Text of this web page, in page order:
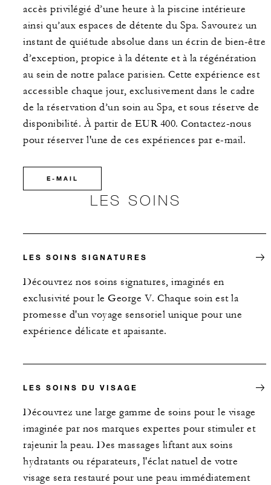
accès privilégié d’une heure à la piscine intérieure
ainsi qu’aux espaces de détente du Spa. Savourez un
instant de quiétude absolue dans un écrin de bien-être
d’exception, propice à la détente et à la régénération
au sein de notre palace parisien. Cette expérience est
accessible chaque jour, exclusivement dans le cadre
de la réservation d’un soin au Spa, et sous réserve de
disponibilité. À partir de EUR 400. Contactez-nous
pour réserver l'une de ces expériences par e-mail.
E-MAIL
LES SOINS
LES SOINS SIGNATURES
Découvrez nos soins signatures, imaginés en
exclusivité pour le George V. Chaque soin est la
promesse d'un voyage sensoriel unique pour une
expérience délicate et apaisante.
LES SOINS DU VISAGE
Découvrez une large gamme de soins pour le visage
imaginée par nos marques expertes pour stimuler et
rajeunir la peau. Des massages liftant aux soins
hydratants ou réparateurs, l'éclat natuel de votre
visage sera restauré pour une peau immédiatement